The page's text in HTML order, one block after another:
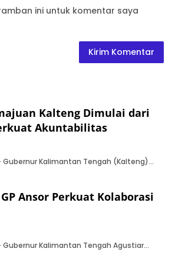
ini untuk komentar saya
Kalteng Dimulai dari
Akuntabilitas
Gubernur Kalimantan Tengah (Kalteng)…
Ansor Perkuat Kolaborasi
Gubernur Kalimantan Tengah Agustiar…